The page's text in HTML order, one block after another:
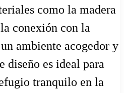
como la madera
conexión con la
ambiente acogedor y
diseño es ideal para
tranquilo en la